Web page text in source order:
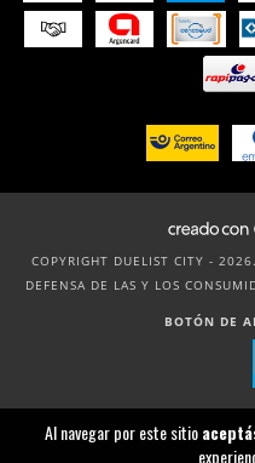
Al navegar por este sitio
COPYRIGHT DUELIST CITY -
DEFENSA DE LAS Y LOS
BOTÓN DE